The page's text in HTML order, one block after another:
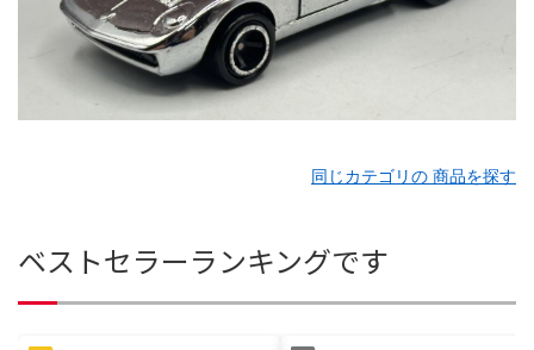
同じカテゴリの 商品を探す
ベストセラーランキングです